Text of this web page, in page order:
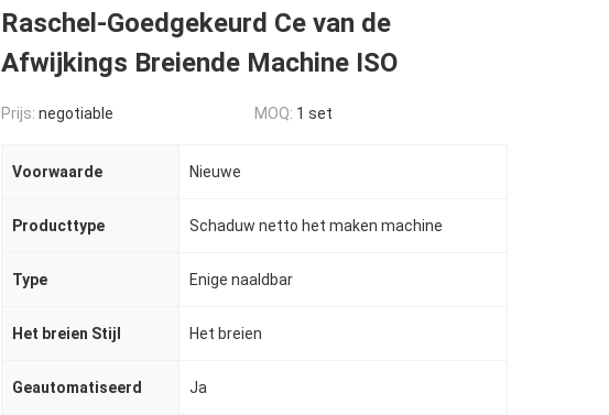
Raschel-Goedgekeurd Ce van de
Afwijkings Breiende Machine ISO
Prijs: negotiable MOQ: 1 set
Voorwaarde Nieuwe
Producttype Schaduw netto het maken machine
Type Enige naaldbar
Het breien Stijl Het breien
Geautomatiseerd Ja